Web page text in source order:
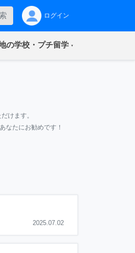
ログイン
の学校・プチ留学(current)
けます。
なたにお勧めです！
2025.07.02